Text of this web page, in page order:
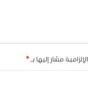
مشار إليها بـ *